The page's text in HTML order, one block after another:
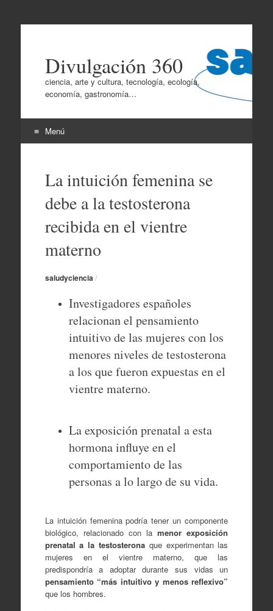
Divulgación 360
ciencia, arte y cultura, tecnología, ecología,
economía, gastronomía…
Menú
contenidoLa intuición femenina se
debe a la testosterona
recibida en el vientre
materno
saludyciencia /
Investigadores españoles
relacionan el pensamiento
intuitivo de las mujeres con los
menores niveles de testosterona
a los que fueron expuestas en el
vientre materno.
La exposición prenatal a esta
hormona influye en el
comportamiento de las
personas a lo largo de su vida.
La intuición femenina podría tener un componente
biológico, relacionado con lamenor exposición
prenatal a la testosterona que experimentan las
mujeres en el vientre materno, que las
predispondría a adoptar durante sus vidas un
pensamiento “más intuitivo y menos reflexivo”
que los hombres.